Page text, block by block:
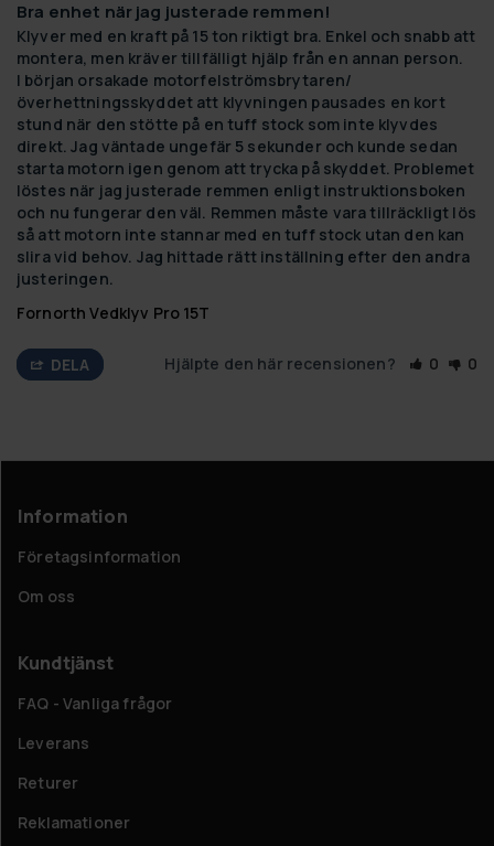
Bra enhet när jag justerade remmen!
Klyver med en kraft på 15 ton riktigt bra. Enkel och snabb att
montera, men kräver tillfälligt hjälp från en annan person.
I början orsakade motorfelströmsbrytaren/
överhettningsskyddet att klyvningen pausades en kort
stund när den stötte på en tuff stock som inte klyvdes
direkt. Jag väntade ungefär 5 sekunder och kunde sedan
starta motorn igen genom att trycka på skyddet. Problemet
löstes när jag justerade remmen enligt instruktionsboken
och nu fungerar den väl. Remmen måste vara tillräckligt lös
så att motorn inte stannar med en tuff stock utan den kan
slira vid behov. Jag hittade rätt inställning efter den andra
justeringen.
Fornorth Vedklyv Pro 15T
DELA Hjälpte den här recensionen? 0 0
Information
Företagsinformation
Om oss
Kundtjänst
FAQ - Vanliga frågor
Leverans
Returer
Reklamationer